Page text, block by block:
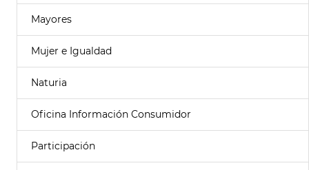
Mayores
Mujer e Igualdad
Naturia
Oficina Información Consumidor
Participación